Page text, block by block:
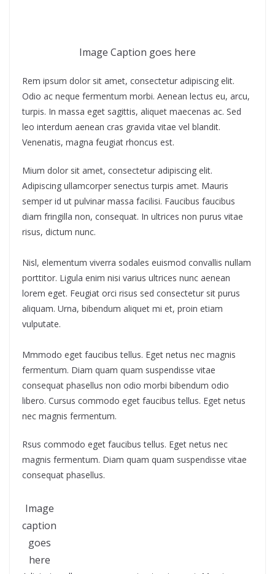
Image Caption goes here
Rem ipsum dolor sit amet, consectetur adipiscing elit.
Odio ac neque fermentum morbi. Aenean lectus eu, arcu,
turpis. In massa eget sagittis, aliquet maecenas ac. Sed
leo interdum aenean cras gravida vitae vel blandit.
Venenatis, magna feugiat rhoncus est.
Mium dolor sit amet, consectetur adipiscing elit.
Adipiscing ullamcorper senectus turpis amet. Mauris
semper id ut pulvinar massa facilisi. Faucibus faucibus
diam fringilla non, consequat. In ultrices non purus vitae
risus, dictum nunc.
Nisl, elementum viverra sodales euismod convallis nullam
porttitor. Ligula enim nisi varius ultrices nunc aenean
lorem eget. Feugiat orci risus sed consectetur sit purus
aliquam. Urna, bibendum aliquet mi et, proin etiam
vulputate.
Mmmodo eget faucibus tellus. Eget netus nec magnis
fermentum. Diam quam quam suspendisse vitae
consequat phasellus non odio morbi bibendum odio
libero. Cursus commodo eget faucibus tellus. Eget netus
nec magnis fermentum.
Rsus commodo eget faucibus tellus. Eget netus nec
magnis fermentum. Diam quam quam suspendisse vitae
consequat phasellus.
Image
caption
goes
here